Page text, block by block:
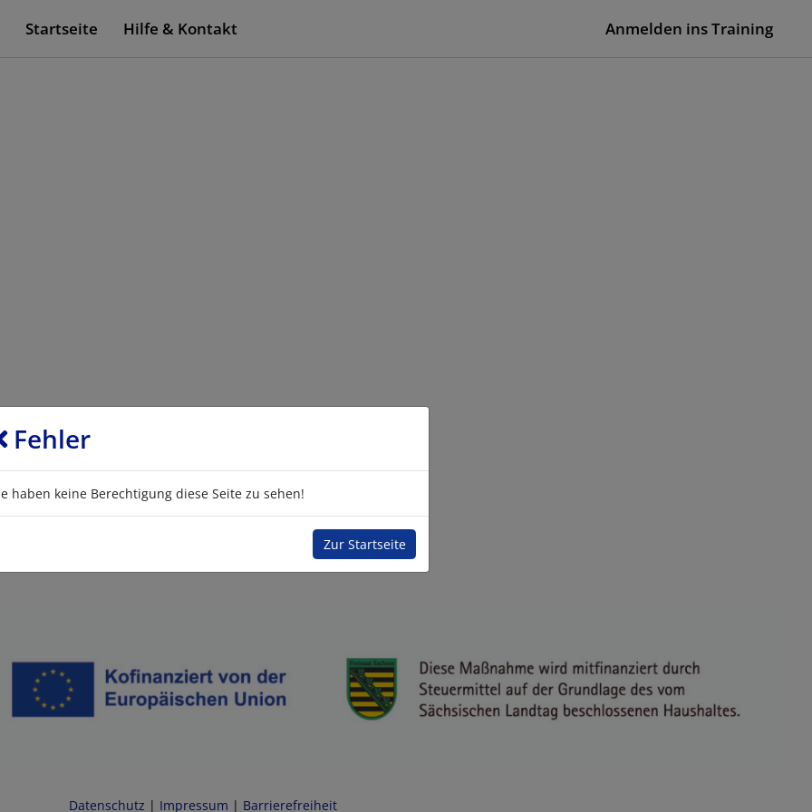
Startseite Hilfe & Kontakt Anmelden ins Training
Fehler
haben keine Berechtigung diese Seite zu sehen!
Zur Startseite
Datenschutz | Impressum | Barrierefreiheit